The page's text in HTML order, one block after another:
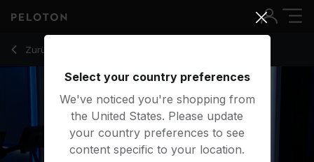
Zurück zu Laufkurse
Zurück
45 Min Progression Run with 15-Minute Uphill Run - Matt
Select your country preferences
We've noticed you're shopping from
the United States. Please update
your country preferences to see
content specific to your location.